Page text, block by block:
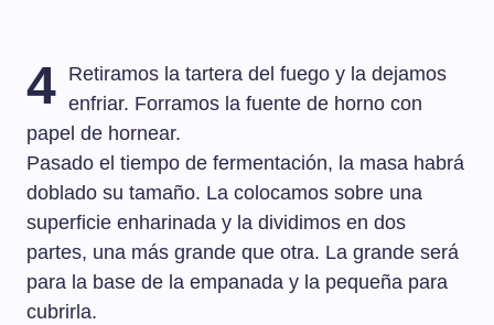
4 Retiramos la tartera del fuego y la dejamos
enfriar. Forramos la fuente de horno con
papel de hornear.
Pasado el tiempo de fermentación, la masa habrá
doblado su tamaño. La colocamos sobre una
superficie enharinada y la dividimos en dos
partes, una más grande que otra. La grande será
para la base de la empanada y la pequeña para
cubrirla.